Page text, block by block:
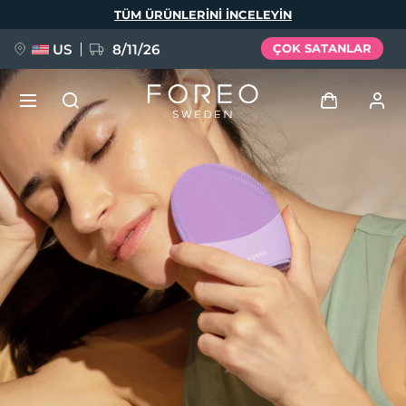
TÜM ÜRÜNLERINI INCELEYIN
US 8/11/26 ÇOK SATANLAR
Kullanici profi̇li̇
Cihazlarım
Siparişlerim
Adresim
Aboneliklerim
YENİ
FAQ™ Pure Beauty-Tech Elixir
BREAKING NEWS
issa™ Teeth Whitening Set
Dil Seçimi
English Deutsch
Español
Français
Italiano
Português
Svenska
Русский
Türkçe
简体中文 繁體中文